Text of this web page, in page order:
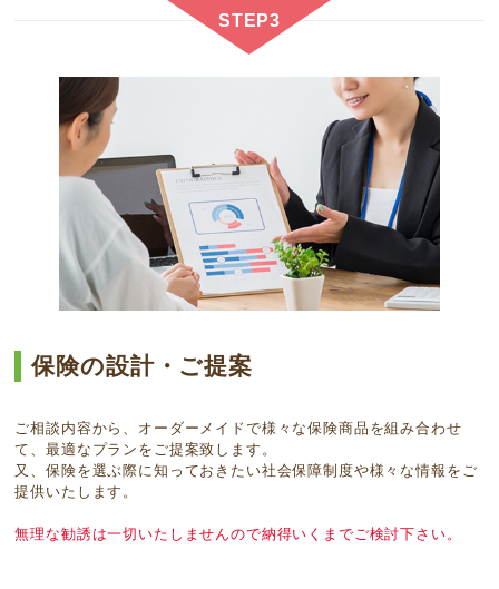
STEP3
保険の設計・ご提案
ご相談内容から、オーダーメイドで様々な保険商品を組み合わせ
て、最適なプランをご提案致します。
又、保険を選ぶ際に知っておきたい社会保障制度や様々な情報をご
提供いたします。
無理な勧誘は一切いたしませんので納得いくまでご検討下さい。